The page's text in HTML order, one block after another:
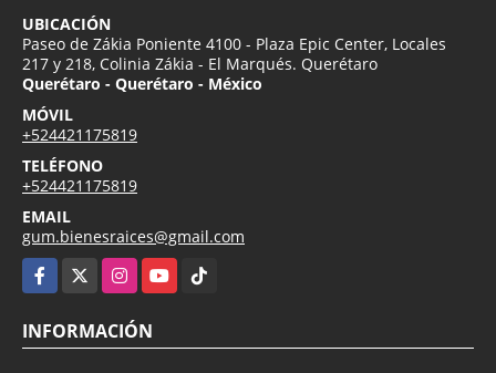
UBICACIÓN
Paseo de Zákia Poniente 4100 - Plaza Epic Center, Locales
217 y 218, Colinia Zákia - El Marqués. Querétaro
Querétaro - Querétaro - México
MÓVIL
+524421175819
TELÉFONO
+524421175819
EMAIL
gum.bienesraices@gmail.com
Facebook
InstagramYouTubeTikTok
INFORMACIÓN